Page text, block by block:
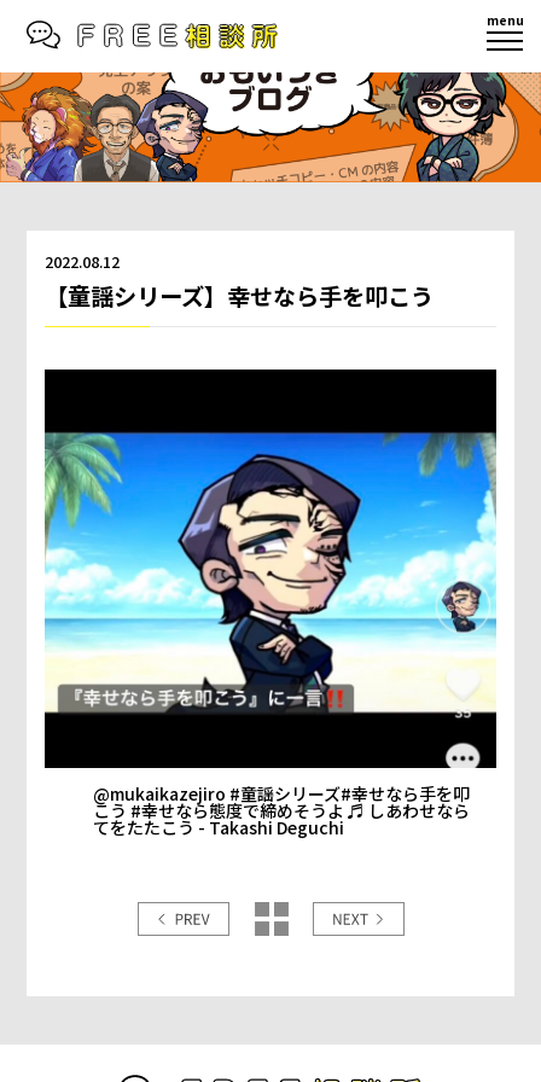
menu
2022.08.12
【童謡シリーズ】幸せなら手を叩こう
@mukaikazejiro #童謡シリーズ#幸せなら手を叩
こう #幸せなら態度で締めそうよ ♬ しあわせなら
てをたたこう - Takashi Deguchi